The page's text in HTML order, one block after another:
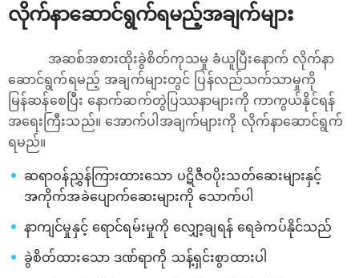
လိုက်နာဆောင်ရွက်ရမည့်အချက်များ
အဆစ်အစားထိုးခွဲစိတ်ကုသမှု ခံယူပြီးနောက် လိုက်နာ
ဆောင်ရွက်ရမည့် အချက်များတွင် ပြန်လည်သက်သာမှုကို
မြန်ဆန်စေပြီး နောက်ဆက်တွဲပြဿနာများကို ကာကွယ်နိုင်ရန်
အရေးကြီးသည်။ အောက်ပါအချက်များကို လိုက်နာဆောင်ရွက်
ရမည်။
ဆရာဝန်ညွှန်ကြားထားသော ပဋိဇီဝပိုးသတ်ဆေးများနှင့်
အကိုက်အခဲပျောက်ဆေးများကို သောက်ပါ
နာကျင်မှုနှင့် ရောင်ရမ်းမှုကို လျှော့ချရန် ရေခဲကပ်နိုင်သည်
ခွဲစိတ်ထားသော ဒဏ်ရာကို သန့်ရှင်းစွာထားပါ